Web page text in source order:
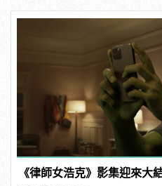
《律師女浩克》影集迎來大